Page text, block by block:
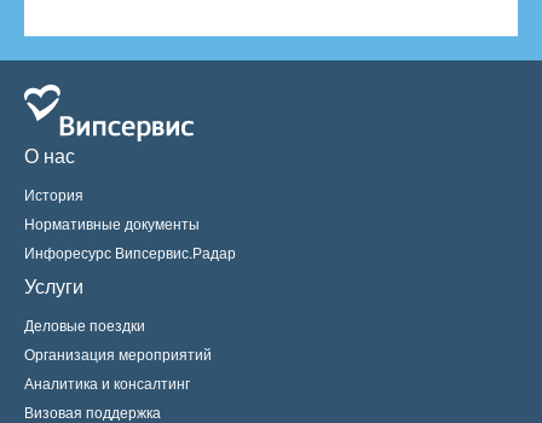
О нас
История
Нормативные документы
Инфоресурс Випсервис.Радар
Услуги
Деловые поездки
Организация мероприятий
Аналитика и консалтинг
Визовая поддержка